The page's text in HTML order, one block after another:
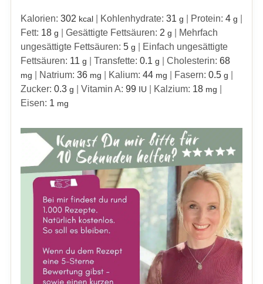
Kalorien: 302 kcal| Kohlenhydrate: 31 g Protein: 4 g
Fett: 18 g Gesättigte Fettsäuren: 2 g
Mehrfach
ungesättigte Fettsäuren: 5 g
Einfach ungesättigte
Fettsäuren: 11 g Transfette: 0.1 g Cholesterin: 68
mg Natrium: 36 mg Kalium: 44 mg Fasern: 0.5 g
Zucker: 0.3 g Vitamin A: 99 IU Kalzium: 18 mg
Eisen: 1 mg